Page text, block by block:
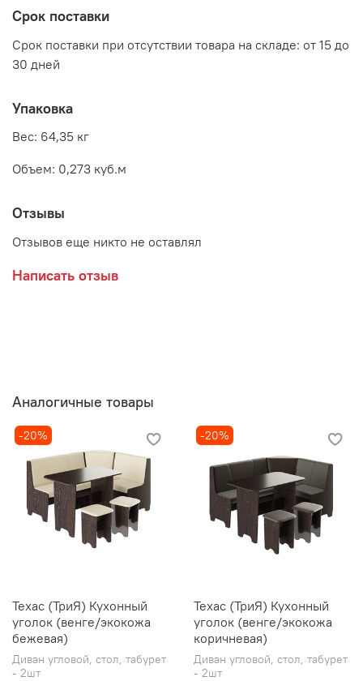
Срок поставки
Срок поставки при отсутствии товара на складе: от 15 до
30 дней
Упаковка
Вес: 64,35 кг
Объем: 0,273 куб.м
Отзывы
Отзывов еще никто не оставлял
Написать отзыв
Аналогичные товары
-20%
Техас (ТриЯ) Кухонный
уголок (венге/экокожа
бежевая)
Диван угловой, стол, табурет
- 2шт
-20%
Техас (ТриЯ) Кухонный
уголок (венге/экокожа
коричневая)
Диван угловой, стол, табурет
- 2шт